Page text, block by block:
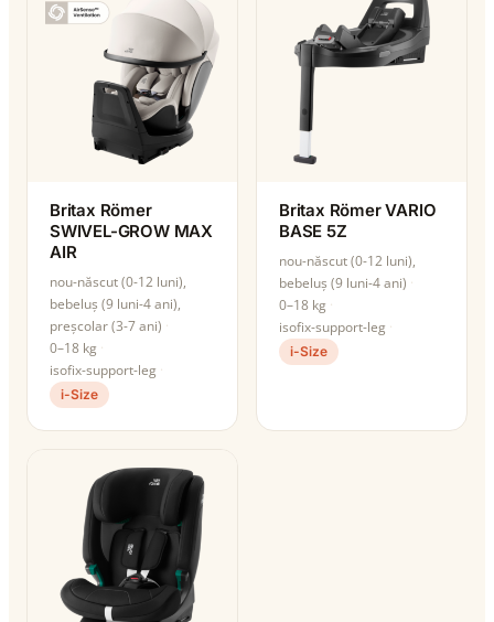
Britax Römer
SWIVEL-GROW MAX
AIR
nou-născut (0-12 luni),
bebeluș (9 luni-4 ani),
preșcolar (3-7 ani)
0–18 kg
isofix-support-leg
i-Size
Britax Römer VARIO
BASE 5Z
nou-născut (0-12 luni),
bebeluș (9 luni-4 ani)
0–18 kg
isofix-support-leg
i-Size